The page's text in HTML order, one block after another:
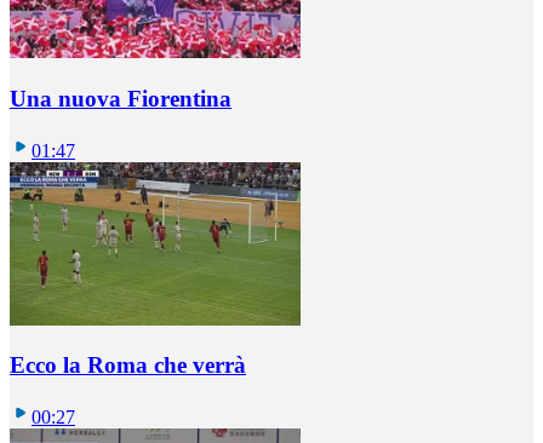
Una nuova Fiorentina
01:47
Ecco la Roma che verrà
00:27